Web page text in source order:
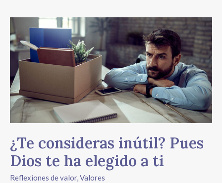
¿Te consideras inútil? Pues
Dios te ha elegido a ti
Reflexiones de valor,Valores
¿Te
consideras
inútil?
Pues
Dios
te
ha
elegido